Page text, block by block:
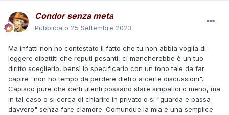
Tex e Carson tornano al villaggio dove ritrovano Kit e Tiger.
Nei giorni seguenti, i quattro pards, tutti con le bende sul
volto per proteggersi dall'infezione, assistono i malati della
Ka-Yeh guarisce e le vittime fra i membri della tribù sono
limitate.
Nel frattempo, Parker trova le prove del complotto di
Kurtzmann e ne ordina l'arresto. Il senatore, vistosi perduto,
si suicida.
Tex e i pards si congedano dai Cherokee.
Condor senza meta
Pubblicato 25 Settembre 2023
Ma infatti non ho contestato il fatto che tu non abbia voglia di
leggere dibattiti che reputi pesanti, ci mancherebbe è un tuo
diritto sceglierlo, bensì lo specificarlo con un tono tale da far
capire "non ho tempo da perdere dietro a certe discussioni".
Capisco pure che certi utenti possano stare simpatici o meno, ma
in tal caso o si cerca di chiarire in privato o si "guarda e passa
davvero" senza fare clamore. Comunque la mia è una semplice